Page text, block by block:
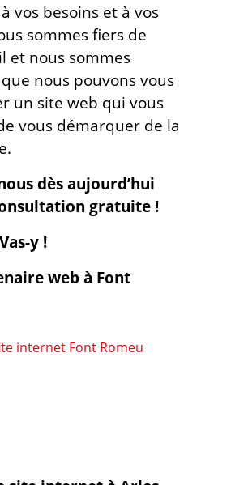
vos besoins et à vos
sommes fiers de
et nous sommes
nous pouvons vous
un site web qui vous
vous démarquer de la
dès aujourd’hui
gratuite !
y !
web à Font
internet Font Romeu